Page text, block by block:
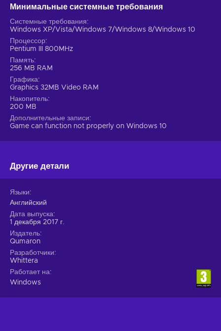
Минимальные системные требования
Системные требования
Windows XP/Vista/Windows 7/Windows 8/Windows 10
Процессор
Pentium III 800MHz
Память
256 MB RAM
Графика
Graphics 32MB Video RAM
Накопитель
200 MB
Дополнительные записи
Game can function not properly on Windows 10
Другие детали
Языки
Английский
Дата выпуска
1 декабря 2017 г.
Издатель
Qumaron
Разработчики
Whittera
Работает на
Windows